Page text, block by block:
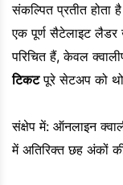
संकल्पित प्रतीत होता
एक पूर्ण सैटेलाइट
परिचित हैं, केवल
टिकटपूरे सेटअप को
संक्षेप में: ऑनलाइन
में अतिरिक्त छह अंकों